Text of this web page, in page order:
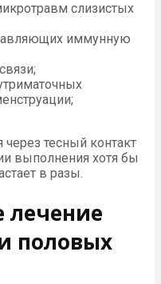
слизистых
иммунную
тесный контакт
выполнения хотя бы
в разы.
лечение
половых